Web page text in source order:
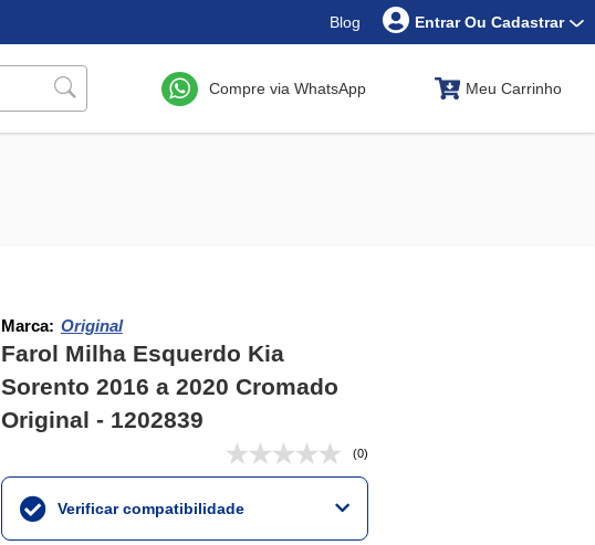
Blog Entrar Ou Cadastrar
Compre via WhatsApp Meu Carrinho
Marca: Original
Farol Milha Esquerdo Kia
Sorento 2016 a 2020 Cromado
Original - 1202839
(0)
Verificar compatibilidade